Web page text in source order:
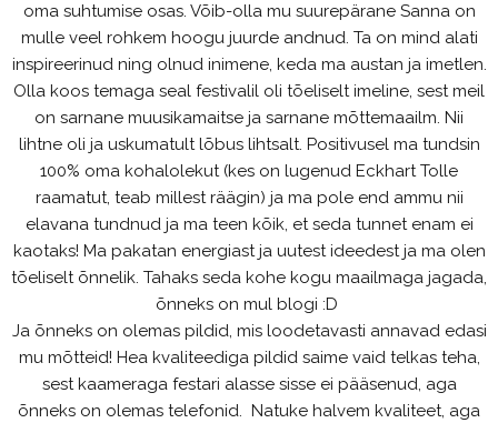
oma suhtumise osas. Võib-olla mu suurepärane Sanna on
mulle veel rohkem hoogu juurde andnud. Ta on mind alati
inspireerinud ning olnud inimene, keda ma austan ja imetlen.
Olla koos temaga seal festivalil oli tõeliselt imeline, sest meil
on sarnane muusikamaitse ja sarnane mõttemaailm. Nii
lihtne oli ja uskumatult lõbus lihtsalt. Positivusel ma tundsin
100% oma kohalolekut (kes on lugenud Eckhart Tolle
raamatut, teab millest räägin) ja ma pole end ammu nii
elavana tundnud ja ma teen kõik, et seda tunnet enam ei
kaotaks! Ma pakatan energiast ja uutest ideedest ja ma olen
tõeliselt õnnelik. Tahaks seda kohe kogu maailmaga jagada,
õnneks on mul blogi :D
Ja õnneks on olemas pildid, mis loodetavasti annavad edasi
mu mõtteid! Hea kvaliteediga pildid saime vaid telkas teha,
sest kaameraga festari alasse sisse ei pääsenud, aga
õnneks on olemas telefonid. Natuke halvem kvaliteet, aga